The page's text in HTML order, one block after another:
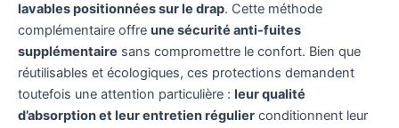
lavables positionnées sur le drap. Cette méthode
complémentaire offre une sécurité anti-fuites
supplémentaire sans compromettre le confort. Bien que
réutilisables et écologiques, ces protections demandent
toutefois une attention particulière : leur qualité
d’absorption et leur entretien régulier conditionnent leur